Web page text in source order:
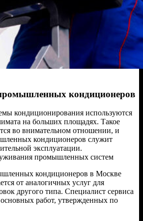
кондиционеров
кондиционирования используются
на больших площадях. Такое
во внимательном отношении, и
кондиционеров служит
эксплуатации.
промышленных систем
кондиционеров в Москве
от аналогичных услуг для
другого типа. Специалист сервиса
работ, утвержденных по